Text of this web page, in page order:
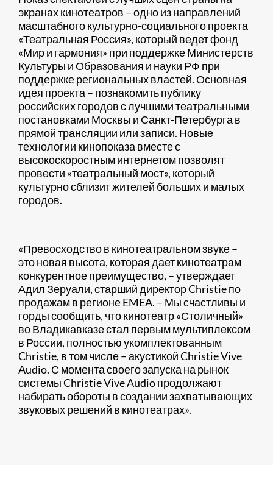
экранах кинотеатров – одно из направлений
масштабного культурно-социального проекта
«Театральная Россия», который ведет фонд
«Мир и гармония» при поддержке Министерств
Культуры и Образования и науки РФ при
поддержке региональных властей. Основная
идея проекта – познакомить публику
российских городов с лучшими театральными
постановками Москвы и Санкт-Петербурга в
прямой трансляции или записи. Новые
технологии кинопоказа вместе с
высокоскоростным интернетом позволят
провести «театральный мост», который
культурно сблизит жителей больших и малых
городов.
«Превосходство в кинотеатральном звуке –
это новая высота, которая дает кинотеатрам
конкурентное преимущество, – утверждает
Адил Зеруали, старший директор Christie по
продажам в регионе EMEA. – Мы счастливы и
горды сообщить, что кинотеатр «Столичный»
во Владикавказе стал первым мультиплексом
в России, полностью укомплектованным
Christie, в том числе – акустикой Christie Vive
Audio. С момента своего запуска на рынок
системы Christie Vive Audio продолжают
набирать обороты в создании захватывающих
звуковых решений в кинотеатрах».